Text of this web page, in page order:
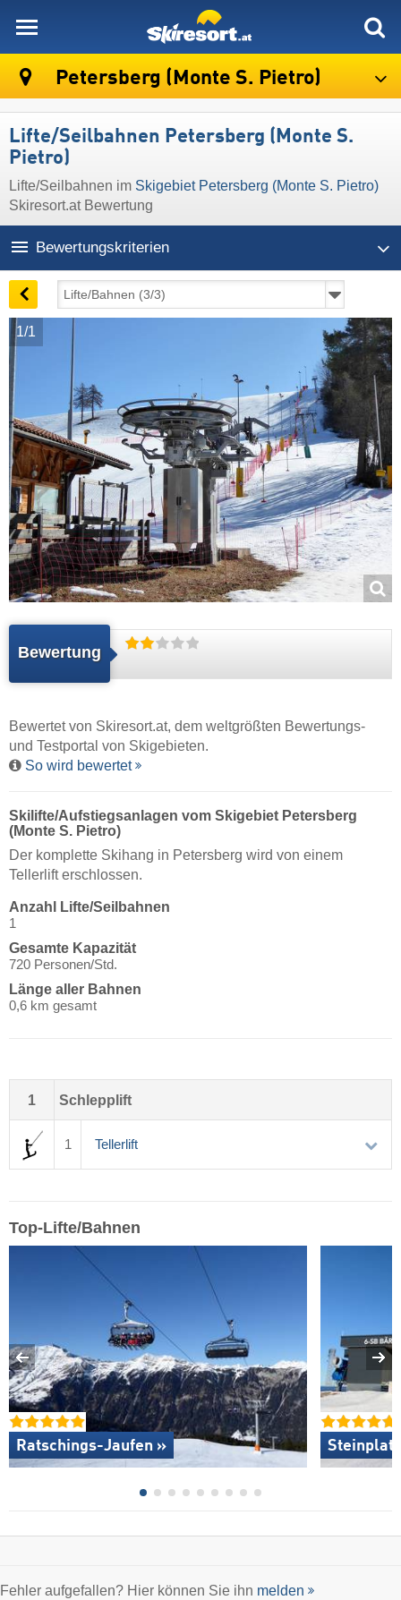
Petersberg (Monte S. Pietro)
Lifte/Seilbahnen Petersberg (Monte S.
Pietro)
Lifte/Seilbahnen im Skigebiet Petersberg (Monte S. Pietro)
Skiresort.at Bewertung
Bewertungskriterien
1/1
Bewertung
Bewertet von Skiresort.at, dem weltgrößten Bewertungs-
und Testportal von Skigebieten.
So wird bewertet
Skilifte/Aufstiegsanlagen vom Skigebiet Petersberg
(Monte S. Pietro)
Der komplette Skihang in Petersberg wird von einem
Tellerlift erschlossen.
Anzahl Lifte/Seilbahnen
1
Gesamte Kapazität
720 Personen/Std.
Länge aller Bahnen
0,6 km gesamt
1 Schlepplift
1 Tellerlift
Top-Lifte/Bahnen
Ratschings-Jaufen »
Fehler aufgefallen? Hier können Sie ihn melden